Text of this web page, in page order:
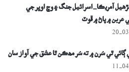
آمريڪا-اسرائيل جنگ ۽ وچ اوڀر جي
عربن ۾ پاڻ ۾ ڦوٽ
20-
ٿي سُرن ۾ ته سُر مھڪن ٿا عشق جي آواز سان
11-